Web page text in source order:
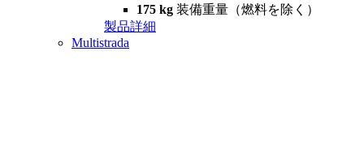
175 kg 装備重量（燃料を除く）
製品詳細
Multistrada